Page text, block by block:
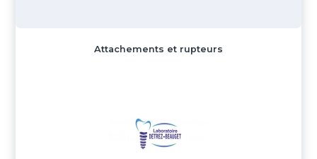
Attachements et rupteurs